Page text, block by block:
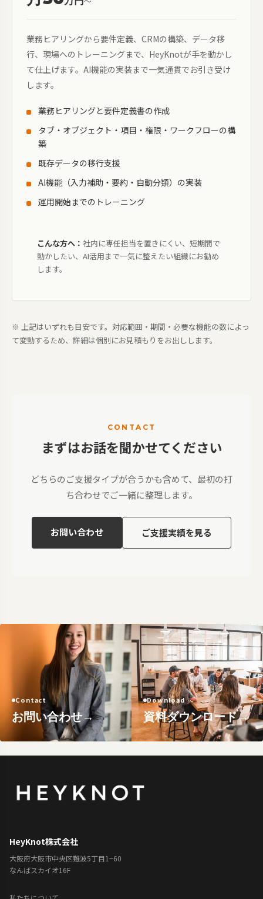
業務ヒアリングから要件定義、CRMの構築、データ移
行、現場へのトレーニングまで、HeyKnotが手を動かし
て仕上げます。AI機能の実装まで一気通貫でお引き受け
します。
業務ヒアリングと要件定義書の作成
タブ・オブジェクト・項目・権限・ワークフローの構
築
既存データの移行支援
AI機能（入力補助・要約・自動分類）の実装
運用開始までのトレーニング
こんな方へ： 社内に専任担当を置きにくい、短期間で
動かしたい、AI活用まで一気に整えたい組織にお勧め
します。
※ 上記はいずれも目安です。対応範囲・期間・必要な機能の数によっ
て変動するため、詳細は個別にお見積もりをお出しします。
CONTACT
まずはお話を聞かせてください
どちらのご支援タイプが合うかも含めて、最初の打
ち合わせでご一緒に整理します。
お問い合わせ ご支援実績を見る
Contact
お問い合わせ→
Download
資料ダウンロード→
HeyKnot株式会社
大阪府大阪市中央区難波5丁目1−60
なんばスカイオ16F